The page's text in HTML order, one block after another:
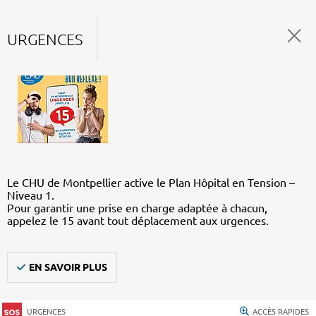
URGENCES
Le CHU de Montpellier active le Plan Hôpital en Tension –
Niveau 1.
Pour garantir une prise en charge adaptée à chacun,
appelez le 15 avant tout déplacement aux urgences.
EN SAVOIR PLUS
URGENCES ACCÈS RAPIDES